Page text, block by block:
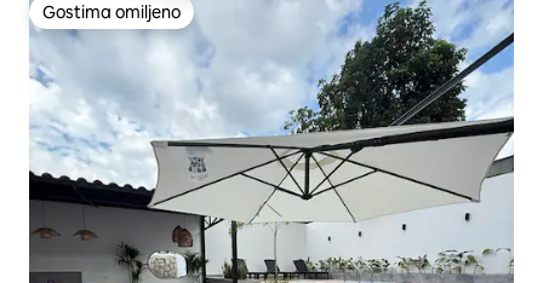
Gostima omiljeno
Gostima omiljeno